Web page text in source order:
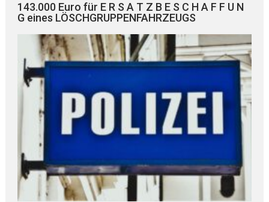
143.000 Euro für E R S A T Z B E S C H A F F U N
G eines LÖSCHGRUPPENFAHRZEUGS